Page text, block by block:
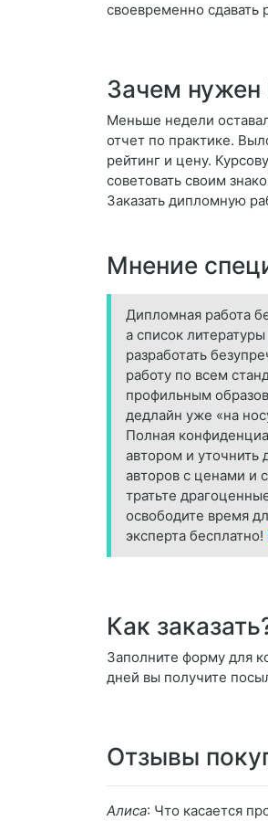
своевременно сдавать
Зачем нужен
Меньше недели
отчет по практике.
рейтинг и цену.
советовать своим
Заказать дипломную
Мнение
Дипломная работа
а список
разработать
работу по всем
профильным
дедлайн уже «на
Полная
автором и уточнить
авторов с ценами и
тратьте
освободите время
эксперта
Как
Заполните форму для
дней вы получите
Отзывы
Алиса: Что касается